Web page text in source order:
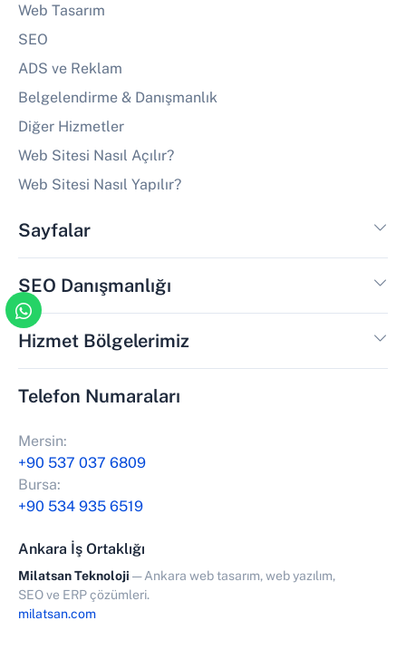
Web Tasarım
SEO
ADS ve Reklam
Belgelendirme & Danışmanlık
Diğer Hizmetler
Web Sitesi Nasıl Açılır?
Web Sitesi Nasıl Yapılır?
Sayfalar
SEO Danışmanlığı
Hizmet Bölgelerimiz
Telefon Numaraları
Mersin:
+90 537 037 6809
Bursa:
+90 534 935 6519
Ankara İş Ortaklığı
Milatsan Teknoloji — Ankara web tasarım, web yazılım,
SEO ve ERP çözümleri.
milatsan.com